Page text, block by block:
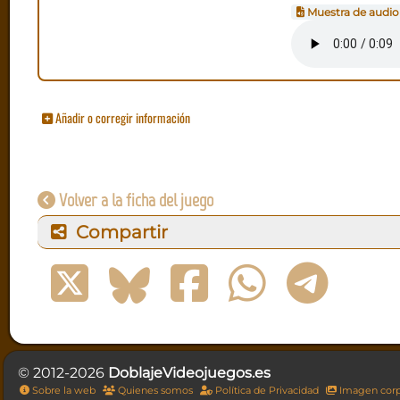
Muestra de audio
Añadir o corregir información
Volver a la ficha del juego
Compartir
© 2012-2026 DoblajeVideojuegos.es
Sobre la web Quienes somos Política de Privacidad Imagen